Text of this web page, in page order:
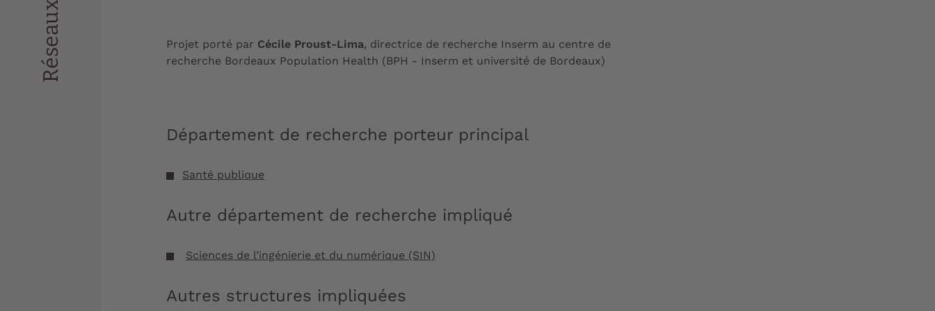
Projet porté par Cécile Proust-Lima, directrice de recherche Inserm au centre de
recherche Bordeaux Population Health (BPH - Inserm et université de Bordeaux)
Département de recherche porteur principal
Santé publique
Autre département de recherche impliqué
Sciences de l’ingénierie et du numérique (SIN)
Autres structures impliquées